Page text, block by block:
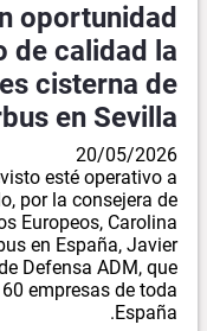
oportunidad
de calidad la
cisterna de
en Sevilla
20/05/2026
esté operativo a
por la consejera de
Europeos, Carolina
en España, Javier
Defensa ADM, que
empresas de toda
España.